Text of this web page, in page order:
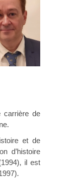
carrière de
et de
d’histoire
il est